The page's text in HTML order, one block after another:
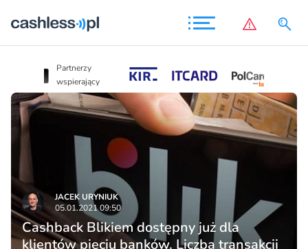
Partnerzy
wspierający
JACEK URYNIUK
05.01.2021 09:50
Cashback Blikiem dostępny już dla
klientów pięciu banków. Liczba transakcji